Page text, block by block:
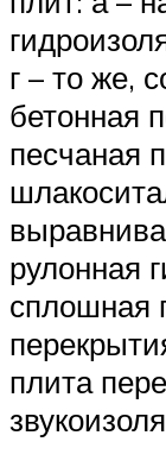
г – то же,
бетонная
песчаная
рулонная
сплошная
плита